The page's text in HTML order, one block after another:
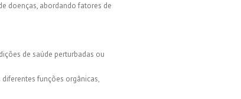
doenças, abordando fatores de
de saúde perturbadas ou
funções orgânicas,